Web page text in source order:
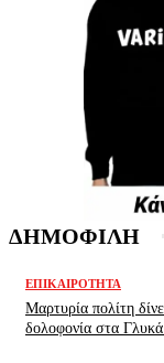
ΔΗΜΟΦΙΛΗ
ΕΠΙΚΑΙΡΌΤΗΤΑ
Μαρτυρία πολίτη
δολοφονία στα